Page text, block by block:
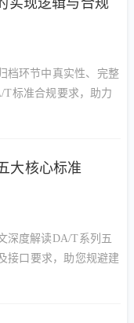
实现逻辑与合规
档环节中真实性、完整
标准合规要求，助力
大核心标准
深度解读DA/T系列五
接口要求，助您规避建